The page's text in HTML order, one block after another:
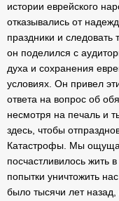
истории еврейского
отказывались от
праздники и
он поделился с
духа и сохранения
условиях. Он привел
ответа на вопрос об
несмотря на печаль и
здесь, чтобы
Катастрофы. Мы
посчастливилось жить
попытки уничтожить
было тысячи лет назад,